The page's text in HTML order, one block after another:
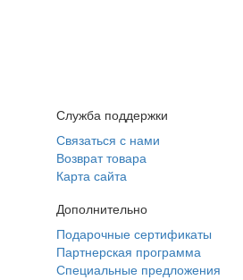
Служба поддержки
Связаться с нами
Возврат товара
Карта сайта
Дополнительно
Подарочные сертификаты
Партнерская программа
Специальные предложения